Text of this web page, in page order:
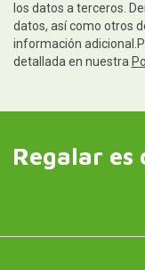
los datos a terceros.
datos, así como otros
información
detallada en nuestra
Regalar